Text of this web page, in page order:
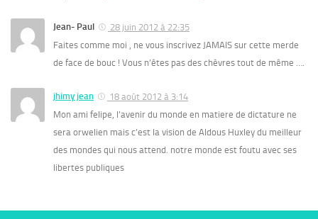
Jean- Paul
28 juin 2012 à 22:35
Faites comme moi , ne vous inscrivez JAMAIS sur cette merde
de face de bouc ! Vous n’êtes pas des chèvres tout de même ….
jhimy jean
18 août 2012 à 3:14
Mon ami felipe, l’avenir du monde en matiere de dictature ne
sera orwelien mais c’est la vision de Aldous Huxley du meilleur
des mondes qui nous attend. notre monde est foutu avec ses
libertes publiques